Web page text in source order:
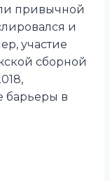
привычной
и
участие
сборной
барьеры в